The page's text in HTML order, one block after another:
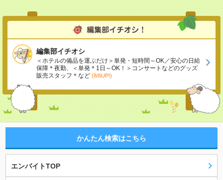
編集部イチオシ
＜ホテルの備品を運ぶだけ＞単発・短時間～OK／安心の日給
保障＊夜勤、＜単発＊1日～OK！＞コンサートなどのグッズ
販売スタッフ＊など (8/6UP!)
かんたん検索はこちら
エンバイトTOP